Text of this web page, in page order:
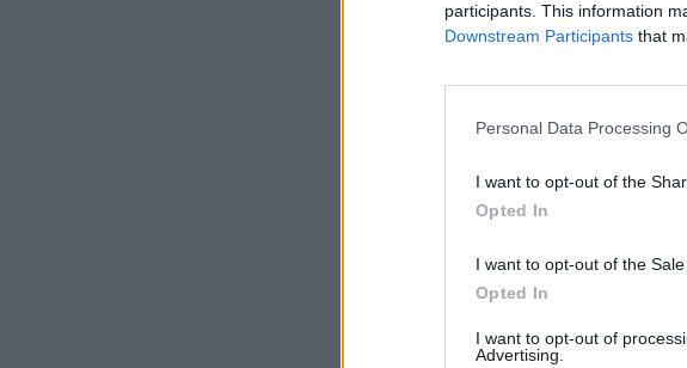
participants. This information
Downstream Participants that
Personal Data Processing
I want to opt-out of the
Opted In
I want to opt-out of the
Opted In
I want to opt-out of
Advertising.